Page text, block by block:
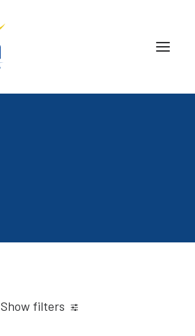
Show filters